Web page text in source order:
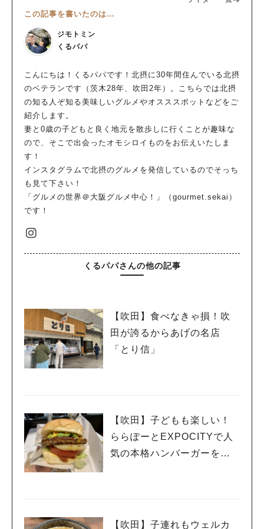
この記事を書いたのは…
ジモトミン
くるパパ
こんにちは！くるパパです！北摂に30年間住んでいる北摂
のベテランです（茨木28年、吹田2年）。こちらでは北摂
の知る人ぞ知る美味しいグルメやオスススポットなどをご
紹介します。
妻と0歳の子どもと良く地元を散歩しに行くことが趣味な
ので、そこで出会ったオモシロイものをお伝えいたしま
す！
インスタグラムで北摂のグルメを発信しているのでそっち
も見て下さい！
「グルメの世界＠大阪グルメ中心！」（gourmet.sekai）
です！
くるパパさんの他の記事
【吹田】食べなきゃ損！吹
田が誇るからあげの名店
「とり信」
【吹田】子どもも楽しい！
ららぽーとEXPOCITYで人
気の本格ハンバーガーを食
【吹田】子連れもウェルカ